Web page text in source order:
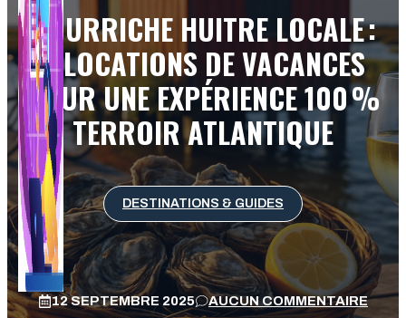
BOURRICHE HUITRE LOCALE :
6 LOCATIONS DE VACANCES
POUR UNE EXPÉRIENCE 100 %
TERROIR ATLANTIQUE
DESTINATIONS & GUIDES
12 SEPTEMBRE 2025 AUCUN COMMENTAIRE